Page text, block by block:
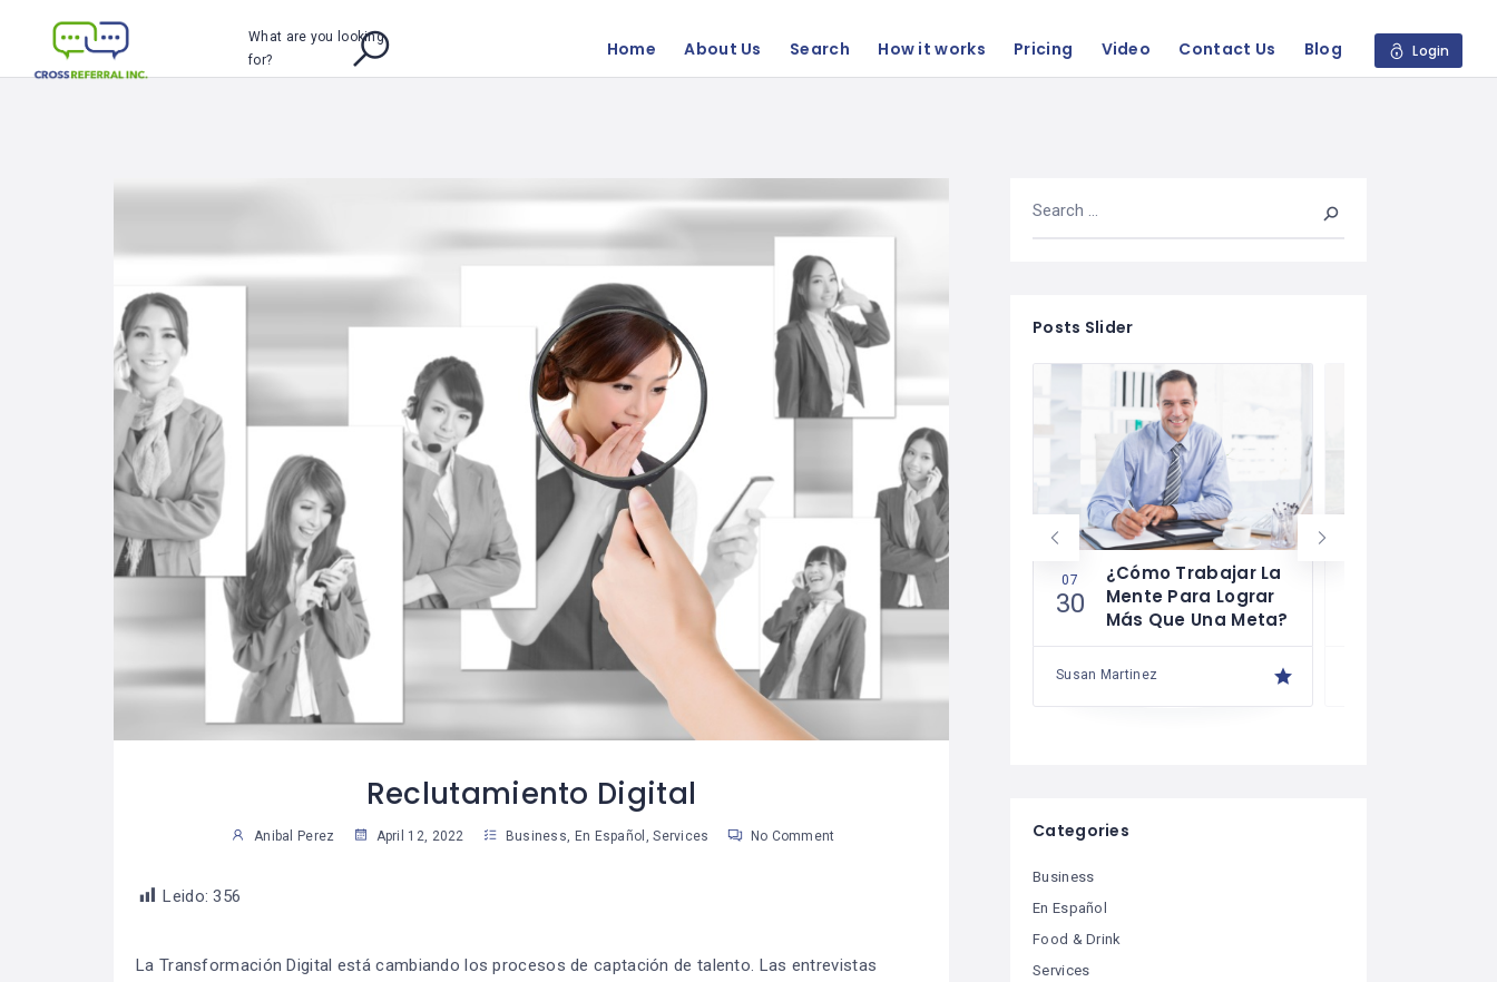
What are you looking
for?
Home About Us Search How it works Pricing Video Contact Us Blog Login
Reclutamiento Digital
Anibal Perez April 12, 2022 Business, En Español ,Services No Comment
Leido: 356
La Transformación Digital está cambiando los procesos de captación de talento. Las entrevistas
Posts Slider
Trabajar La
07
Cómo Desarrollar
La Autodisciplina
Susan Martinez
28
Por Qué El Ahorro Es
La Base De La
Riqueza
Susan Martinez
04
Las Reglas De Oro
Para Una Vida
Financiera
Saludable
Susan Martinez
07
30
¿Cómo Trabajar La
Mente Para Lograr
Más Que Una Meta?
Susan Martinez
Categories
Business
En Español
Food & Drink
Services